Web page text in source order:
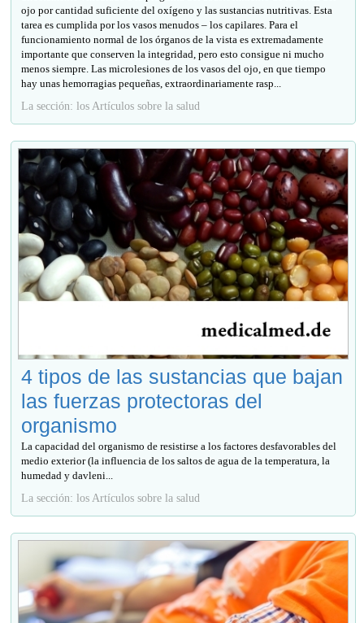
ojo por cantidad suficiente del oxígeno y las sustancias nutritivas. Esta
tarea es cumplida por los vasos menudos – los capilares. Para el
funcionamiento normal de los órganos de la vista es extremadamente
importante que conserven la integridad, pero esto consigue ni mucho
menos siempre. Las microlesiones de los vasos del ojo, en que tiempo
hay unas hemorragias pequeñas, extraordinariamente rasp...
La sección: los Artículos sobre la salud
4 tipos de las sustancias que bajan
las fuerzas protectoras del
organismo
La capacidad del organismo de resistirse a los factores desfavorables del
medio exterior (la influencia de los saltos de agua de la temperatura, la
humedad y davleni...
La sección: los Artículos sobre la salud